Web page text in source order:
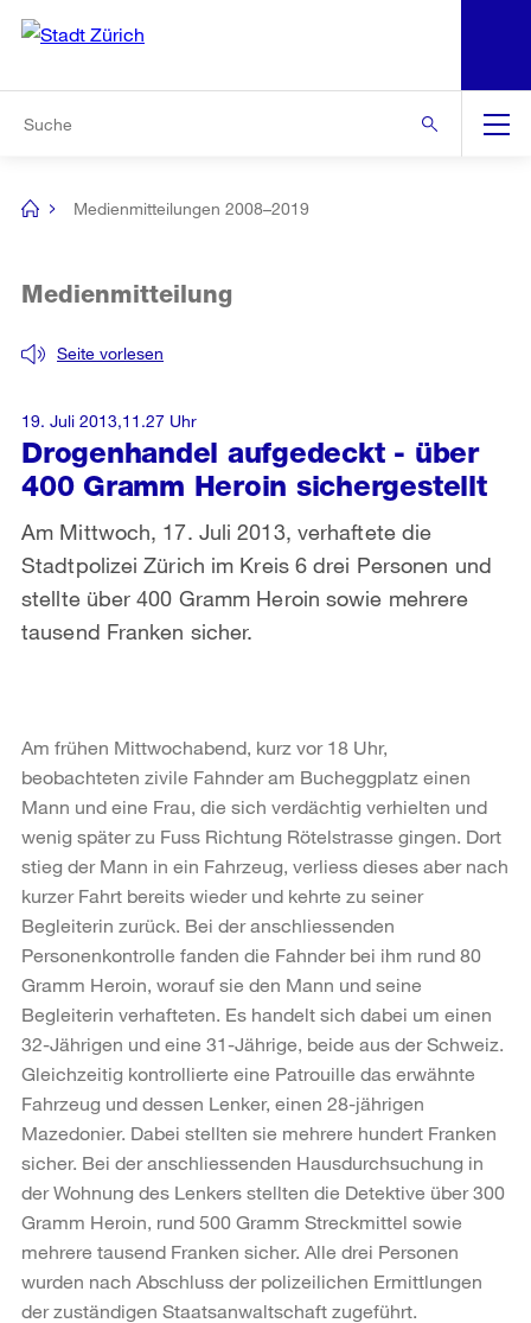
Navigation
[no
Medienmitteilungen 2008–2019
Drogenhandel aufgedeckt - über
400 Gramm Heroin sichergestellt
Seite vorlesen
Medienmitteilung
Am Mittwoch, 17. Juli 2013, verhaftete die
Stadtpolizei Zürich im Kreis 6 drei Personen und
stellte über 400 Gramm Heroin sowie mehrere
tausend Franken sicher.
19. Juli 2013,11.27 Uhr
Am frühen Mittwochabend, kurz vor 18 Uhr,
beobachteten zivile Fahnder am Bucheggplatz einen
Mann und eine Frau, die sich verdächtig verhielten und
wenig später zu Fuss Richtung Rötelstrasse gingen. Dort
stieg der Mann in ein Fahrzeug, verliess dieses aber nach
kurzer Fahrt bereits wieder und kehrte zu seiner
Begleiterin zurück. Bei der anschliessenden
Personenkontrolle fanden die Fahnder bei ihm rund 80
Gramm Heroin, worauf sie den Mann und seine
Begleiterin verhafteten. Es handelt sich dabei um einen
32-Jährigen und eine 31-Jährige, beide aus der Schweiz.
Gleichzeitig kontrollierte eine Patrouille das erwähnte
Fahrzeug und dessen Lenker, einen 28-jährigen
Mazedonier. Dabei stellten sie mehrere hundert Franken
sicher. Bei der anschliessenden Hausdurchsuchung in
der Wohnung des Lenkers stellten die Detektive über 300
Gramm Heroin, rund 500 Gramm Streckmittel sowie
mehrere tausend Franken sicher. Alle drei Personen
wurden nach Abschluss der polizeilichen Ermittlungen
der zuständigen Staatsanwaltschaft zugeführt.